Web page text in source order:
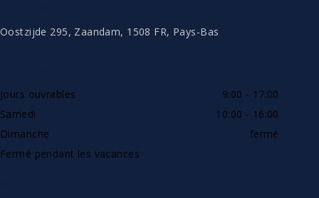
Oostzijde 295, Zaandam, 1508 FR, Pays-Bas
Jours ouvrables
9:00 - 17:00
Samedi
10:00 - 16:00
Dimanche
fermé
Fermé pendant les vacances